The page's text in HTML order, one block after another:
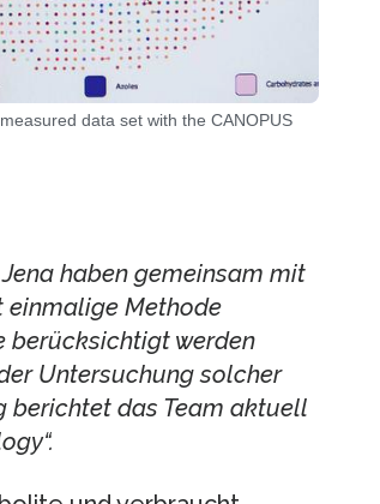
data set with the CANOPUS
haben gemeinsam mit
einmalige Methode
berücksichtigt werden
Untersuchung solcher
berichtet das Team aktuell